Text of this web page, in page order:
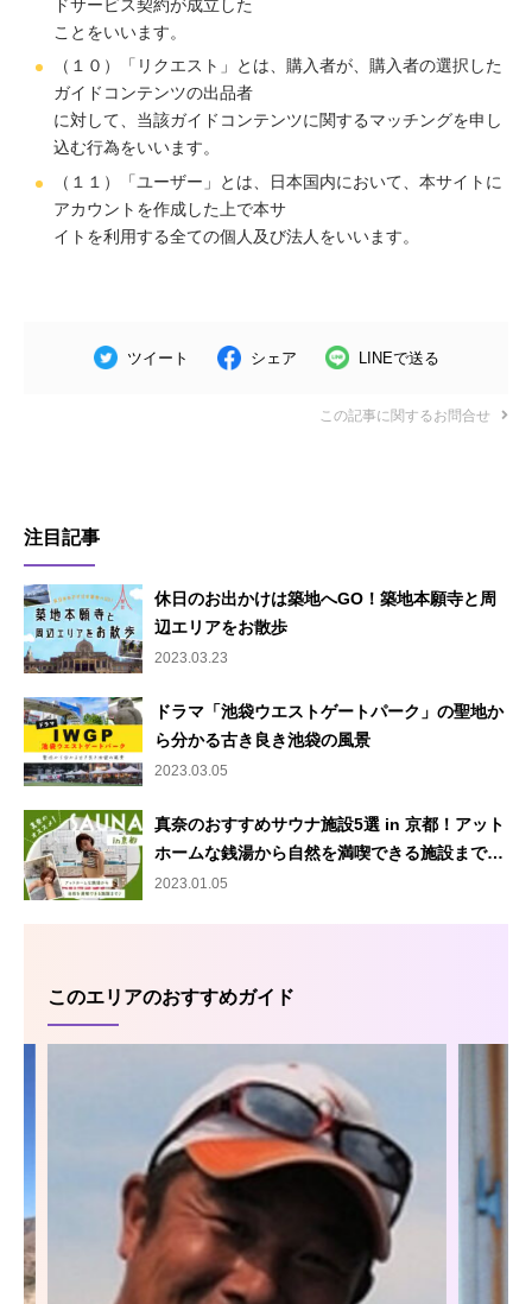
ドサービス契約が成立した
ことをいいます。
（１０）「リクエスト」とは、購入者が、購入者の選択した
ガイドコンテンツの出品者
に対して、当該ガイドコンテンツに関するマッチングを申し
込む行為をいいます。
（１１）「ユーザー」とは、日本国内において、本サイトに
アカウントを作成した上で本サ
イトを利用する全ての個人及び法人をいいます。
ツイート シェア LINEで送る
この記事に関するお問合せ
注目記事
休日のお出かけは築地へGO！築地本願寺と周
辺エリアをお散歩
2023.03.23
ドラマ「池袋ウエストゲートパーク」の聖地か
ら分かる古き良き池袋の風景
2023.03.05
真奈のおすすめサウナ施設5選 in 京都！アット
ホームな銭湯から自然を満喫できる施設まで…
2023.01.05
このエリアのおすすめガイド